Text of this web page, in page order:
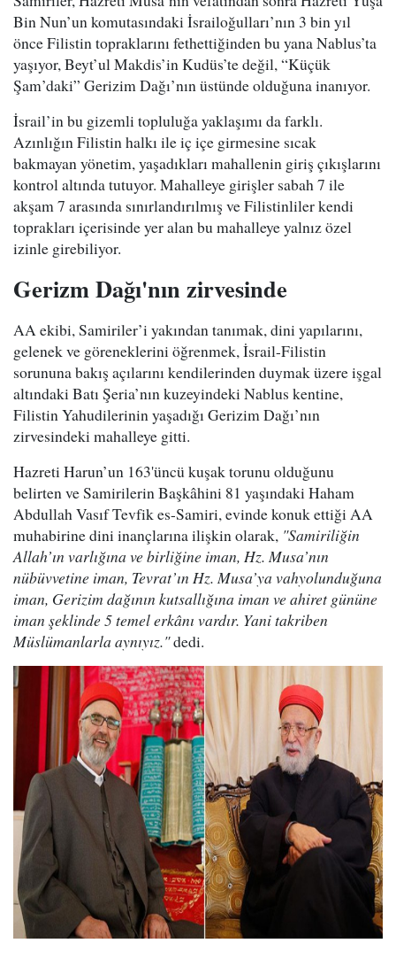
Bin Nun’un komutasındaki İsrailoğulları’nın 3 bin yıl
önce Filistin topraklarını fethettiğinden bu yana Nablus’ta
yaşıyor, Beyt’ul Makdis’in Kudüs’te değil, “Küçük
Şam’daki” Gerizim Dağı’nın üstünde olduğuna inanıyor.
İsrail’in bu gizemli topluluğa yaklaşımı da farklı.
Azınlığın Filistin halkı ile iç içe girmesine sıcak
bakmayan yönetim, yaşadıkları mahallenin giriş çıkışlarını
kontrol altında tutuyor. Mahalleye girişler sabah 7 ile
akşam 7 arasında sınırlandırılmış ve Filistinliler kendi
toprakları içerisinde yer alan bu mahalleye yalnız özel
izinle girebiliyor.
Gerizm Dağı'nın zirvesinde
AA ekibi, Samiriler’i yakından tanımak, dini yapılarını,
gelenek ve göreneklerini öğrenmek, İsrail-Filistin
sorununa bakış açılarını kendilerinden duymak üzere işgal
altındaki Batı Şeria’nın kuzeyindeki Nablus kentine,
Filistin Yahudilerinin yaşadığı Gerizim Dağı’nın
zirvesindeki mahalleye gitti.
Hazreti Harun’un 163'üncü kuşak torunu olduğunu
belirten ve Samirilerin Başkâhini 81 yaşındaki Haham
Abdullah Vasıf Tevfik es-Samiri, evinde konuk ettiği AA
muhabirine dini inançlarına ilişkin olarak, "Samiriliğin
Allah’ın varlığına ve birliğine iman, Hz. Musa’nın
nübüvvetine iman, Tevrat’ın Hz. Musa’ya vahyolunduğuna
iman, Gerizim dağının kutsallığına iman ve ahiret gününe
iman şeklinde 5 temel erkânı vardır. Yani takriben
Müslümanlarla aynıyız."dedi.